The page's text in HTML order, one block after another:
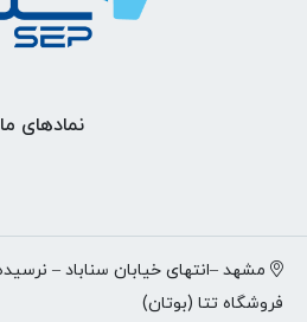
نمادهای ما
فروشگاه تتا (بوتان)